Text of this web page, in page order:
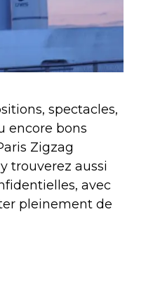
spectacles,
encore bons
Zigzag
trouverez aussi
avec
pleinement de